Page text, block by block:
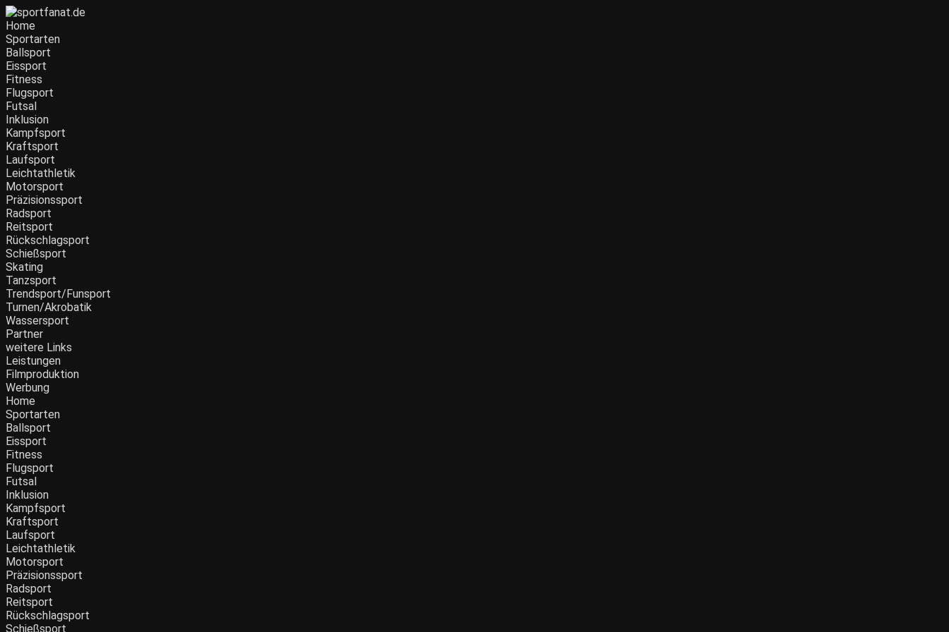
Home
Sportarten
Ballsport
Eissport
Fitness
Flugsport
Futsal
Inklusion
Kampfsport
Kraftsport
Laufsport
Leichtathletik
Motorsport
Präzisionssport
Radsport
Reitsport
Rückschlagsport
Schießsport
Skating
Tanzsport
Trendsport/Funsport
Turnen/Akrobatik
Wassersport
Partner
weitere Links
Leistungen
Filmproduktion
Werbung
Home
Sportarten
Ballsport
Eissport
Fitness
Flugsport
Futsal
Inklusion
Kampfsport
Kraftsport
Laufsport
Leichtathletik
Motorsport
Präzisionssport
Radsport
Reitsport
Rückschlagsport
Schießsport